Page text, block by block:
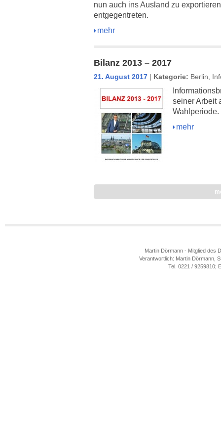
nun auch ins Ausland zu
entgegentreten.
mehr
Bilanz 2013 – 2017
21. August 2017 | Kategorie: Berlin
seiner Arbeit
Wahlperiode.
mehr
Martin Dörmann - Mitglied des
Verantwortlich: Martin Dörmann,
Tel. 0221 / 9259810;